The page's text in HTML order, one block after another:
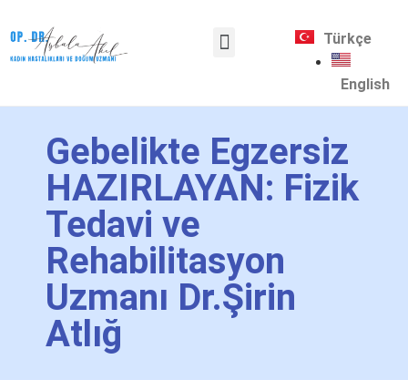
Türkçe
English
Gebelikte Egzersiz
HAZIRLAYAN: Fizik
Tedavi ve
Rehabilitasyon
Uzmanı Dr.Şirin
Atlığ